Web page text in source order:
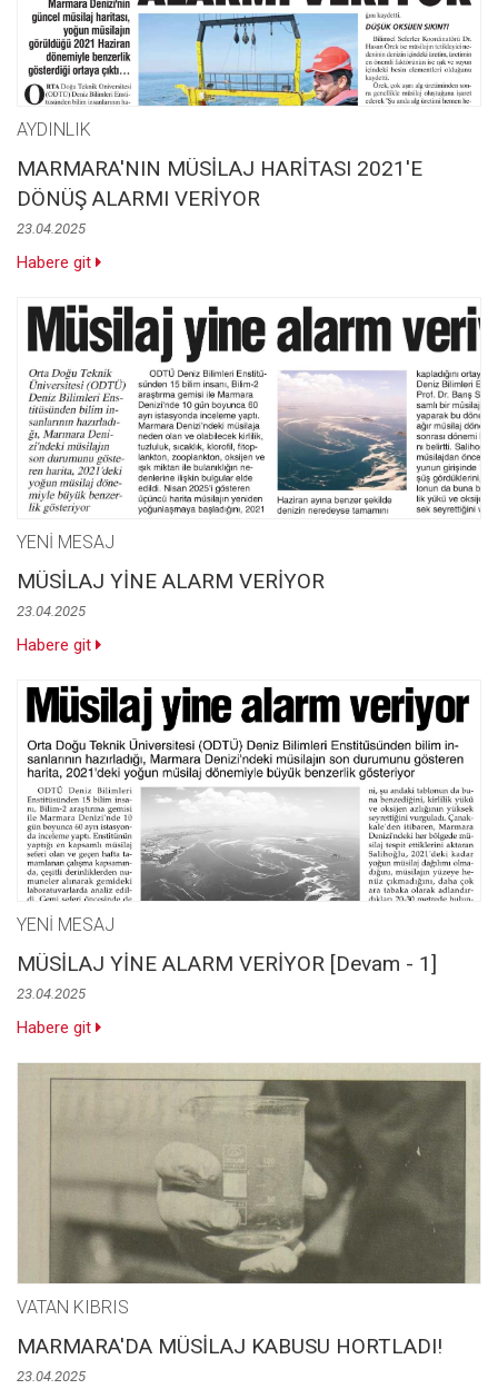
AYDINLIK
MARMARA'NIN MÜSİLAJ HARİTASI 2021'E
DÖNÜŞ ALARMI VERİYOR
23.04.2025
Habere git
YENİ MESAJ
MÜSİLAJ YİNE ALARM VERİYOR
23.04.2025
Habere git
YENİ MESAJ
MÜSİLAJ YİNE ALARM VERİYOR [Devam - 1]
23.04.2025
Habere git
VATAN KIBRIS
MARMARA'DA MÜSİLAJ KABUSU HORTLADI!
23.04.2025